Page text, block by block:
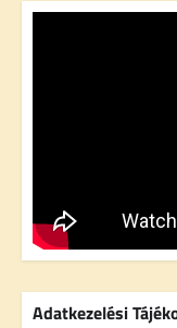
Adatkezelési